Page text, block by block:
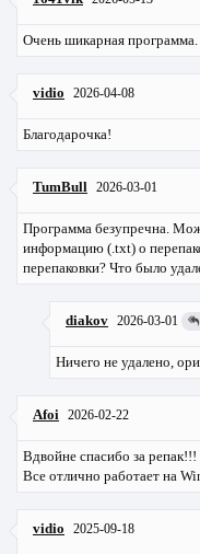
Очень шикарная
vidio 2026-04-08
Благодарочка!
TumBull 2026-03-01
Программа безупречна.
информацию (.txt) о
перепаковки? Что было
diakov 2026-03-01
Ничего не удалено,
Afoi 2026-02-22
Вдвойне спасибо за репак!!!
Все отлично работает на
vidio 2025-09-18